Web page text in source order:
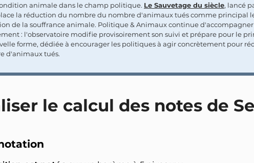
animale dans le champ politique. Le Sauvetage du siècle, lancé
la réduction du nombre du nombre d'animaux tués comme principal
de la souffrance animale. Politique & Animaux continue d'accompagner
: l'observatoire modifie provisoirement son suivi et prépare pour le
forme, dédiée à encourager les politiques à agir concrètement pour
d'animaux tués.
le calcul des notes de